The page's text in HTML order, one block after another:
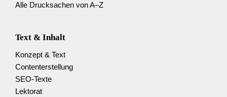
Alle Drucksachen von A–Z
Text & Inhalt
Konzept & Text
Content­erstellung
SEO-Texte
Lektorat